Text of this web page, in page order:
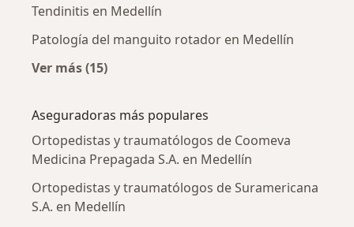
Tendinitis en Medellín
Patología del manguito rotador en Medellín
Ver más (15)
Aseguradoras más populares
Ortopedistas y traumatólogos de Coomeva
Medicina Prepagada S.A. en Medellín
Ortopedistas y traumatólogos de Suramericana
S.A. en Medellín